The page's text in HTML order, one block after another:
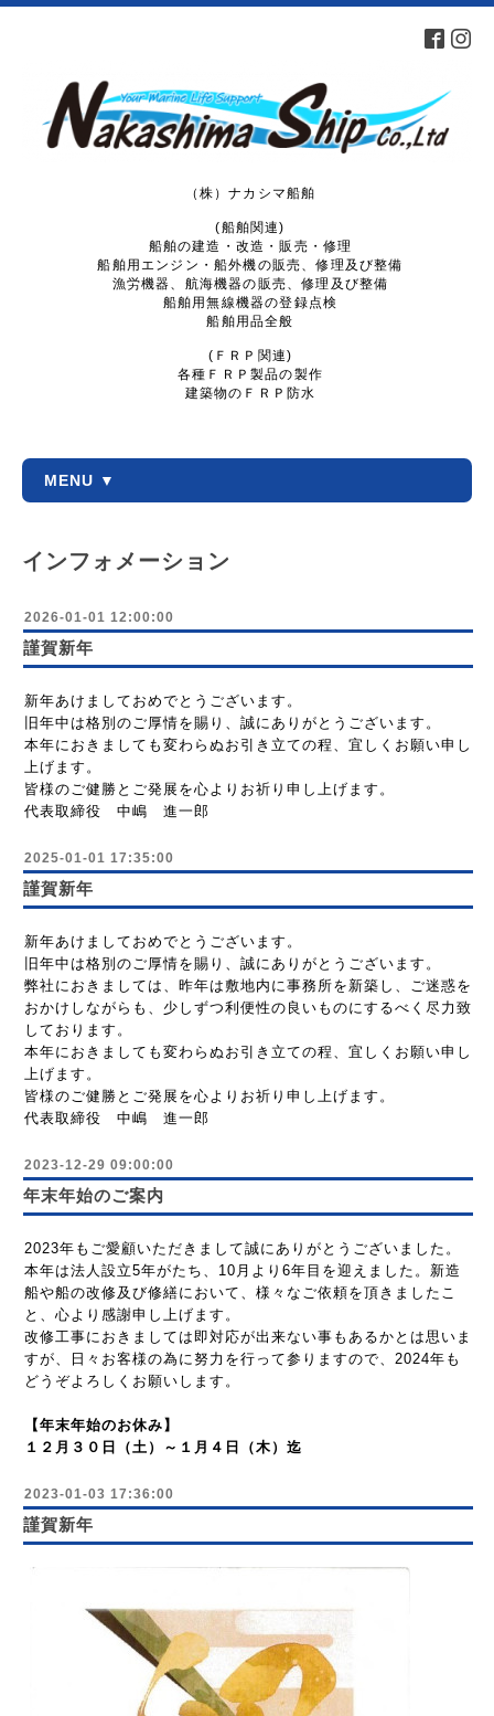
（株）ナカシマ船舶
(船舶関連)
船舶の建造・改造・販売・修理
船舶用エンジン・船外機の販売、修理及び整備
漁労機器、航海機器の販売、修理及び整備
船舶用無線機器の登録点検
船舶用品全般
(ＦＲＰ関連)
各種ＦＲＰ製品の製作
建築物のＦＲＰ防水
MENU ▼
インフォメーション
2026-01-01 12:00:00
謹賀新年
新年あけましておめでとうございます。
旧年中は格別のご厚情を賜り、誠にありがとうございます。
本年におきましても変わらぬお引き立ての程、宜しくお願い申し
上げます。
皆様のご健勝とご発展を心よりお祈り申し上げます。
代表取締役 中嶋 進一郎
2025-01-01 17:35:00
謹賀新年
新年あけましておめでとうございます。
旧年中は格別のご厚情を賜り、誠にありがとうございます。
弊社におきましては、昨年は敷地内に事務所を新築し、ご迷惑を
おかけしながらも、少しずつ利便性の良いものにするべく尽力致
しております。
本年におきましても変わらぬお引き立ての程、宜しくお願い申し
上げます。
皆様のご健勝とご発展を心よりお祈り申し上げます。
代表取締役 中嶋 進一郎
2023-12-29 09:00:00
年末年始のご案内
2023年もご愛顧いただきまして誠にありがとうございました。
本年は法人設立5年がたち、10月より6年目を迎えました。新造
船や船の改修及び修繕において、様々なご依頼を頂きましたこ
と、心より感謝申し上げます。
改修工事におきましては即対応が出来ない事もあるかとは思いま
すが、日々お客様の為に努力を行って参りますので、2024年も
どうぞよろしくお願いします。
【年末年始のお休み】
１２月３０日（土）～１月４日（木）迄
2023-01-03 17:36:00
謹賀新年